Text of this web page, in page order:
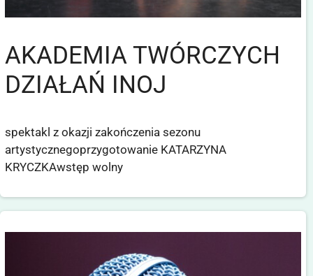
AKADEMIA TWÓRCZYCH
DZIAŁAŃ INOJ
spektakl z okazji zakończenia sezonu
artystycznegoprzygotowanie KATARZYNA
KRYCZKAwstęp wolny